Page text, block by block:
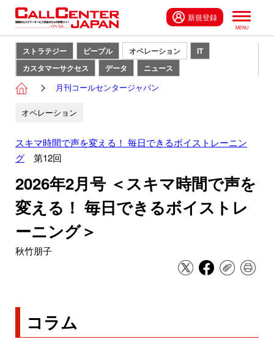
新規登録
ストラテジー ピープル オペレーション
IT
カスタマーサクセス
データ ニュース
月刊コールセンタージャパン
オペレーション
スキマ時間で声を変える！ 毎日できるボイストレーニン
グ 第12回
2026年2月号 ＜スキマ時間で声を
変える！ 毎日できるボイストレ
ーニング＞
秋竹朋子
コラム